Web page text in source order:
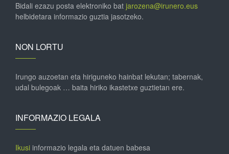
Bidali ezazu posta elektroniko bat jarozena@irunero.eus
helbidetara informazio guztia jasotzeko.
NON LORTU
Irungo auzoetan eta hiriguneko hainbat lekutan; tabernak,
udal bulegoak … baita hiriko ikastetxe guztietan ere.
INFORMAZIO LEGALA
Ikusi informazio legala eta datuen babesa